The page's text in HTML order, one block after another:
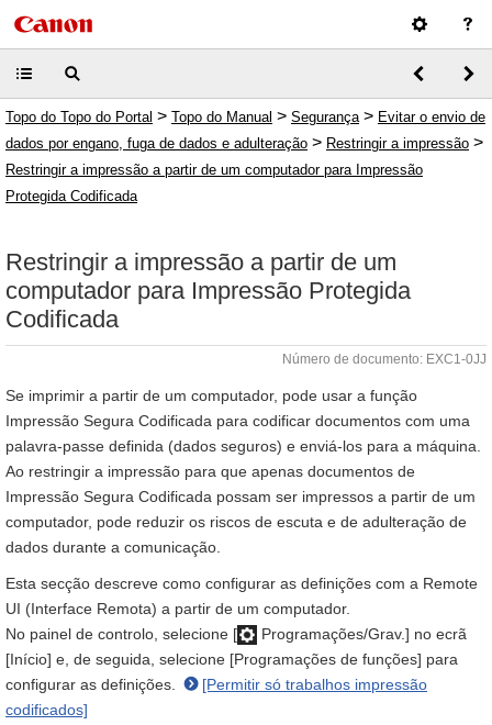
Topo do Topo do Portal > Topo do Manual > Segurança > Evitar o envio de
dados por engano, fuga de dados e adulteração > Restringir a impressão >
Restringir a impressão a partir de um computador para Impressão
Protegida Codificada
Restringir a impressão a partir de um
computador para Impressão Protegida
Codificada
Número de documento: EXC1-0JJ
Se imprimir a partir de um computador, pode usar a função
Impressão Segura Codificada para codificar documentos com uma
palavra-passe definida (dados seguros) e enviá-los para a máquina.
Ao restringir a impressão para que apenas documentos de
Impressão Segura Codificada possam ser impressos a partir de um
computador, pode reduzir os riscos de escuta e de adulteração de
dados durante a comunicação.
Esta secção descreve como configurar as definições com a Remote
UI (Interface Remota) a partir de um computador.
No painel de controlo, selecione [
Programações/Grav.] no ecrã
[Início] e, de seguida, selecione [Programações de funções] para
configurar as definições.
[Permitir só trabalhos impressão
codificados]